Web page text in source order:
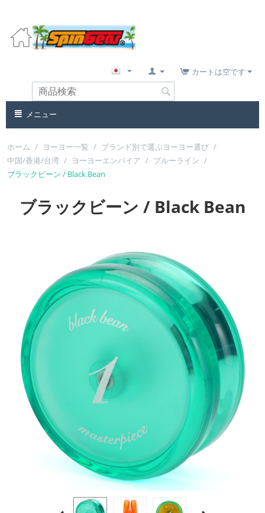
カートは空です
メニュー
ホーム / ヨーヨー一覧 / ブランド別で選ぶヨーヨー選び /
中国/香港/台湾 / ヨーヨーエンパイア / ブルーライン /
ブラックビーン / Black Bean
ブラックビーン / Black Bean